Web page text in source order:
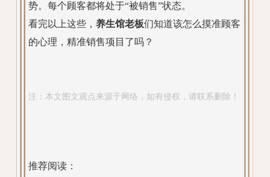
势。每个顾客都将处于“被销售”状态。
看完以上这些，养生馆老板们知道该怎么摸准顾客
的心理，精准销售项目了吗？
注：本文图文观点来源于网络，如有侵权，请联系删除！
推荐阅读：